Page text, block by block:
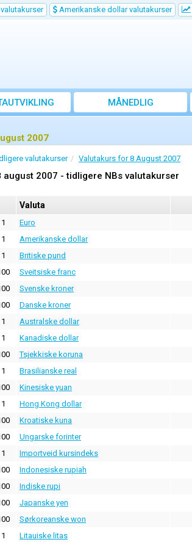
Amerikanske dollar valutakurser
MÅNEDLIG
GJENNOMSNITTSKURS
2007
valutakurser Valutakurs for 8 August 2007
2007 - tidligere NBs valutakurser
Valuta
1 Euro
1 Amerikanske dollar
1 Britiske pund
Sveitsiske franc
Svenske kroner
Danske kroner
1 Australske dollar
1 Kanadiske dollar
Tsjekkiske koruna
1 Brasilianske real
Kinesiske yuan
1 Hong Kong dollar
Kroatiske kuna
Ungarske forinter
1 Importveid kursindeks
Indonesiske rupiah
Indiske rupi
Japanske yen
Sørkoreanske won
1 Litauiske litas